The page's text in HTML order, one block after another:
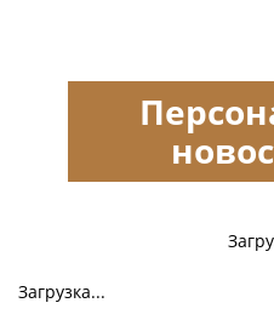
Загрузка...